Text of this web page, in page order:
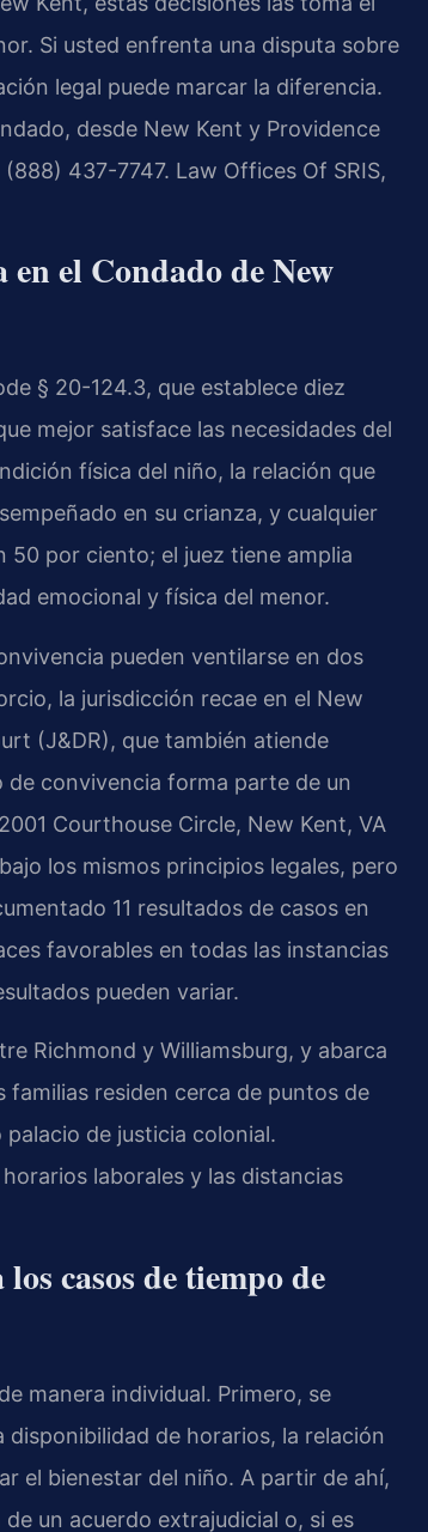
Si usted enfrenta una disputa sobre
legal puede marcar la diferencia.
desde New Kent y Providence
437-7747. Law Offices Of SRIS,
el Condado de New
§ 20-124.3, que establece diez
mejor satisface las necesidades del
física del niño, la relación que
en su crianza, y cualquier
50 por ciento; el juez tiene amplia
emocional y física del menor.
pueden ventilarse en dos
la jurisdicción recae en el New
(J&DR), que también atiende
convivencia forma parte de un
Courthouse Circle, New Kent, VA
los mismos principios legales, pero
11 resultados de casos en
favorables en todas las instancias
pueden variar.
Richmond y Williamsburg, y abarca
residen cerca de puntos de
de justicia colonial.
laborales y las distancias
casos de tiempo de
manera individual. Primero, se
de horarios, la relación
el bienestar del niño. A partir de ahí,
un acuerdo extrajudicial o, si es